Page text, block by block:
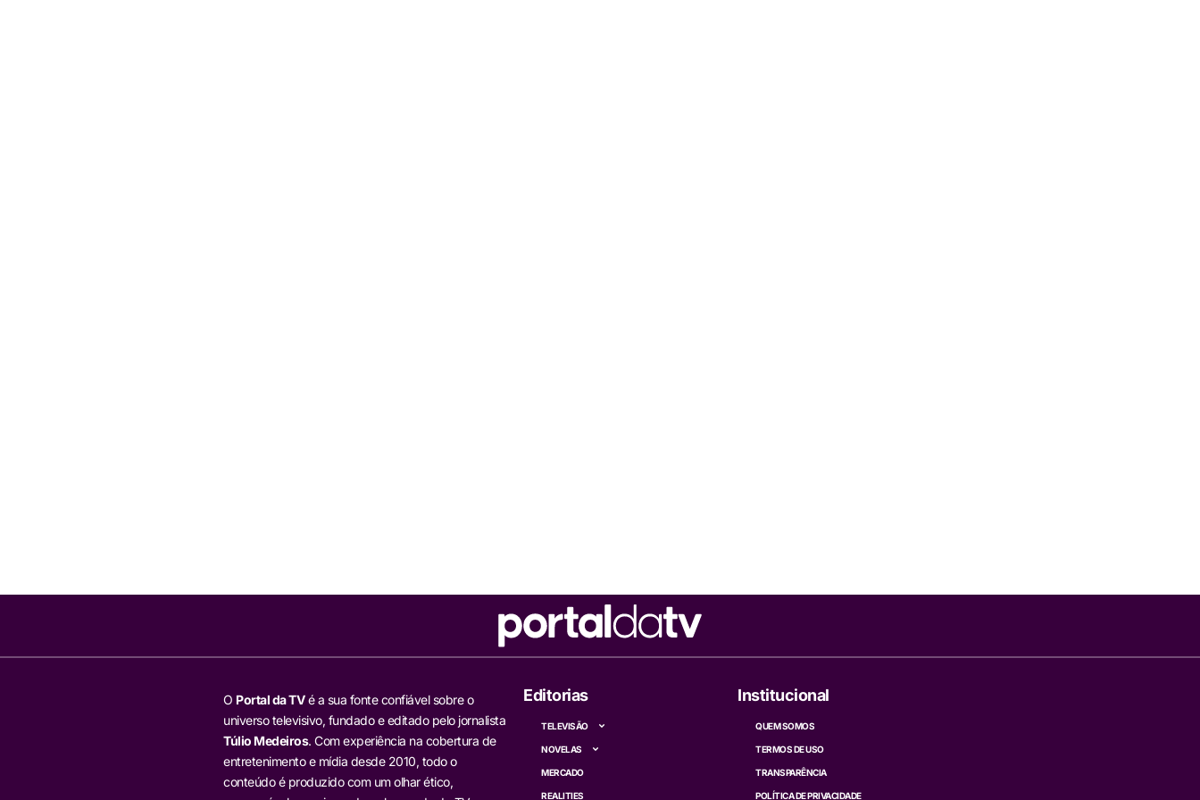
O Portal da TVé a sua fonte confiável sobre o
universo televisivo, fundado e editado pelo jornalista
Túlio Medeiros. Com experiência na cobertura de
entretenimento e mídia desde 2010, todo o
conteúdo é produzido com um olhar ético,
Editorias
TELEVISÃO
NOVELAS
MERCADO
REALITIES
Institucional
QUEM SOMOS
TERMOS DE USO
TRANSPARÊNCIA
POLÍTICA DE PRIVACIDADE